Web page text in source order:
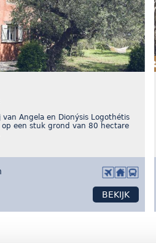
van Angela en Dionýsis Logothétis
op een stuk grond van 80 hectare
BEKIJK